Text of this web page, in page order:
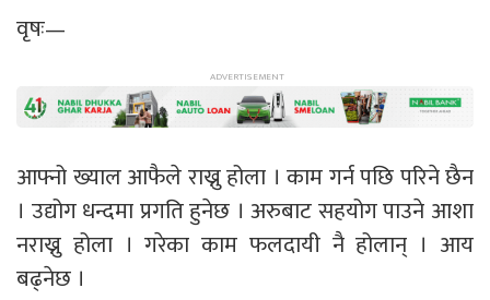
वृषः—
आफ्नो ख्याल आफैले राख्नु होला । काम गर्न पछि परिने छैन
। उद्योग धन्दमा प्रगति हुनेछ । अरुबाट सहयोग पाउने आशा
नराख्नु होला । गरेका काम फलदायी नै होलान् । आय
बढ्नेछ ।